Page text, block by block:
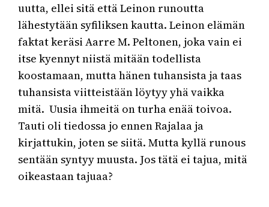
uutta, ellei sitä että Leinon runoutta
lähestytään syfiliksen kautta. Leinon elämän
faktat keräsi Aarre M. Peltonen, joka vain ei
itse kyennyt niistä mitään todellista
koostamaan, mutta hänen tuhansista ja taas
tuhansista viitteistään löytyy yhä vaikka
mitä. Uusia ihmeitä on turha enää toivoa.
Tauti oli tiedossa jo ennen Rajalaa ja
kirjattukin, joten se siitä. Mutta kyllä runous
sentään syntyy muusta. Jos tätä ei tajua, mitä
oikeastaan tajuaa?